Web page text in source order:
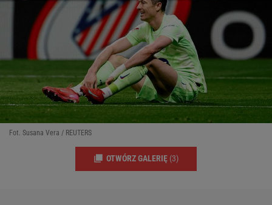
Fot. Susana Vera / REUTERS
OTWÓRZ GALERIĘ (3)